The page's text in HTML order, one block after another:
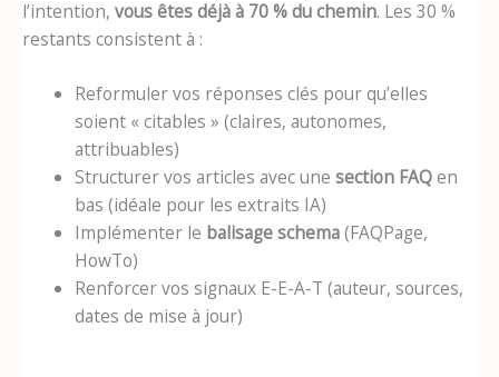
l’intention, vous êtes déjà à 70 % du chemin. Les 30 %
restants consistent à :
Reformuler vos réponses clés pour qu’elles
soient « citables » (claires, autonomes,
attribuables)
Structurer vos articles avec une section FAQen
bas (idéale pour les extraits IA)
Implémenter le balisage schema(FAQPage,
HowTo)
Renforcer vos signaux E-E-A-T (auteur, sources,
dates de mise à jour)